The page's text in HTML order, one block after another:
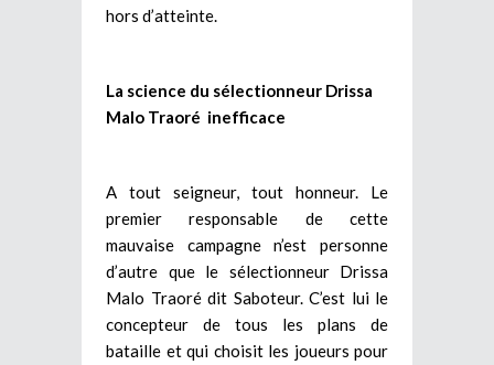
hors d’atteinte.
La science du sélectionneur Drissa
Malo Traoré inefficace
A tout seigneur, tout honneur. Le
premier responsable de cette
mauvaise campagne n’est personne
d’autre que le sélectionneur Drissa
Malo Traoré dit Saboteur. C’est lui le
concepteur de tous les plans de
bataille et qui choisit les joueurs pour